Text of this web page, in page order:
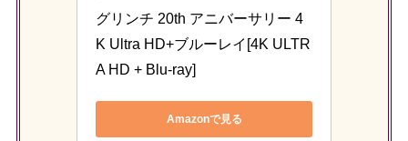
グリンチ 20th アニバーサリー 4
K Ultra HD+ブルーレイ[4K ULTR
A HD + Blu-ray]
Amazonで見る